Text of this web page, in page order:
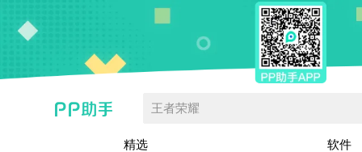
王者荣耀
精选 软件